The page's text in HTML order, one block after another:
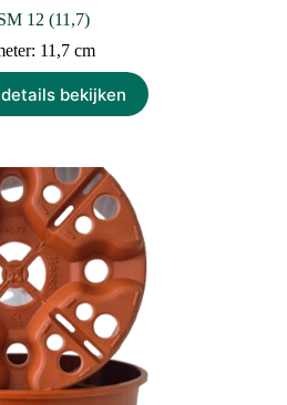
12 (11,7)
11,7 cm
bekijken